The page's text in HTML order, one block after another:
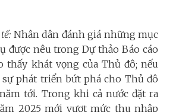
Nhân dân đánh giá những mục
được nêu trong Dự thảo Báo cáo
thấy khát vọng của Thủ đô; nếu
sự phát triển bứt phá cho Thủ đô
tới. Trong khi cả nước đặt ra
2025 mới vượt mức thu nhập